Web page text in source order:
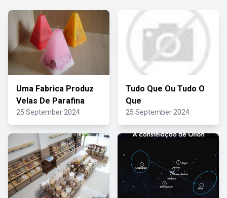
Uma Fabrica Produz
Velas De Parafina
25 September 2024
Tudo Que Ou Tudo O
Que
25 September 2024